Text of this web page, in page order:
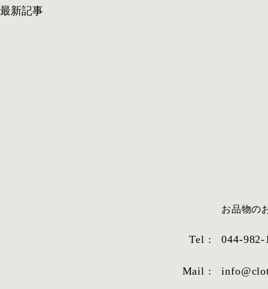
最新記事
お品物の
Tel : 044-982-
Mail :